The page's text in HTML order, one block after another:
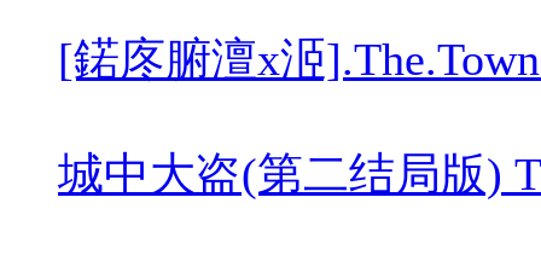
[鍩庝腑澶х洍
城中大盗(第二结局版)